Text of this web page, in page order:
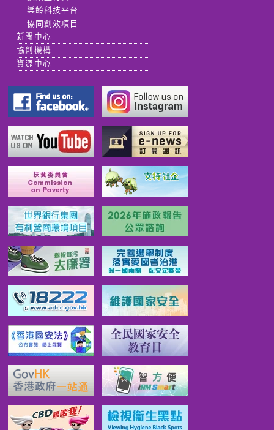
樂齡科技平台
協同創效項目
新聞中心
協創機構
資源中心